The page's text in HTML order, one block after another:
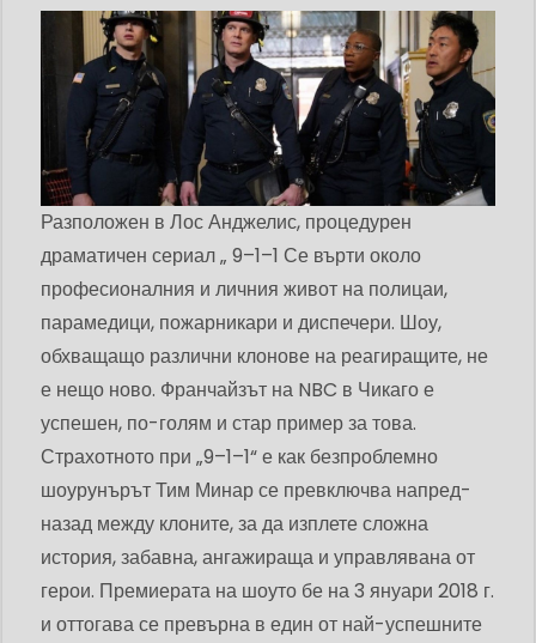
Разположен в Лос Анджелис, процедурен
драматичен сериал „ 9–1–1 Се върти около
професионалния и личния живот на полицаи,
парамедици, пожарникари и диспечери. Шоу,
обхващащо различни клонове на реагиращите, не
е нещо ново. Франчайзът на NBC в Чикаго е
успешен, по-голям и стар пример за това.
Страхотното при „9–1–1“ е как безпроблемно
шоурунърът Тим ​​Минар се превключва напред-
назад между клоните, за да изплете сложна
история, забавна, ангажираща и управлявана от
герои. Премиерата на шоуто бе на 3 януари 2018 г.
и оттогава се превърна в един от най-успешните